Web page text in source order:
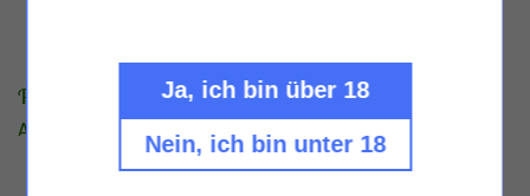
Purple Kush Automatic
Normaler
Ab €17,90 EUR
Ja, ich bin über 18
Nein, ich bin unter 18